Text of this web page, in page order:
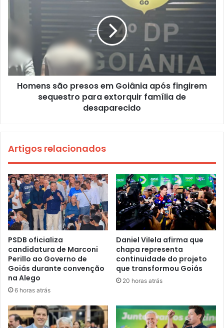
Homens são presos em Goiânia após fingirem
sequestro para extorquir família de
desaparecido
Artigos relacionados
PSDB oficializa
candidatura de Marconi
Perillo ao Governo de
Goiás durante convenção
na Alego
6 horas atrás
Daniel Vilela afirma que
chapa representa
continuidade do projeto
que transformou Goiás
20 horas atrás